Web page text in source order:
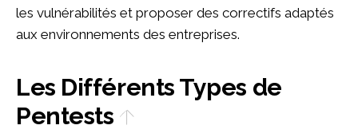
les vulnérabilités et proposer des correctifs adaptés
aux environnements des entreprises.
Les Différents Types de
Pentests